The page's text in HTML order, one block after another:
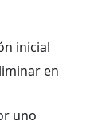
inicial
en
uno